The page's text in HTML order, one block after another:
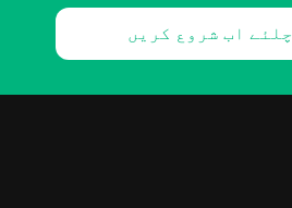
چلئے اب شروع کریں